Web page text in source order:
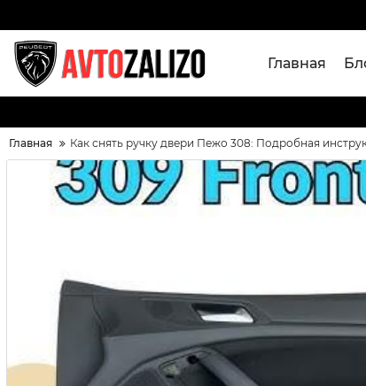
Главная
Главная Как снять ручку двери Пежо 308: Подробная